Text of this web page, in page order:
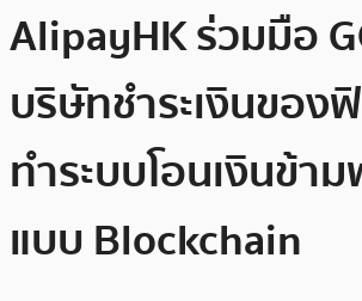
AlipayHK ร่วมมือ
บริษัทชำระเงินขอ
ทำระบบโอนเงินข้า
แบบ Blockchain